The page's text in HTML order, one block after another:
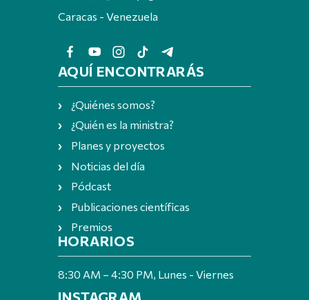
Caracas - Venezuela
AQUÍ ENCONTRARÁS
¿Quiénes somos?
¿Quién es la ministra?
Planes y proyectos
Noticias del día
Pódcast
Publicaciones científicas
Premios
HORARIOS
8:30 AM – 4:30 PM, Lunes - Viernes
INSTAGRAM